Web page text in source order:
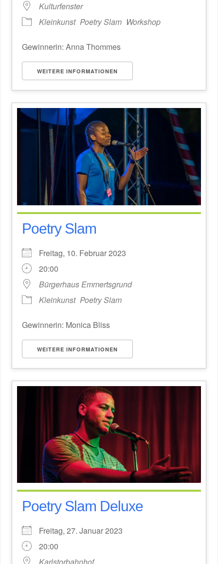
Kulturfenster
Kleinkunst Poetry Slam Workshop
Gewinnerin: Anna Thommes
WEITERE INFORMATIONEN
Poetry Slam
Freitag, 10. Februar 2023
20:00
Bürgerhaus Emmertsgrund
Kleinkunst Poetry Slam
Gewinnerin: Monica Bliss
WEITERE INFORMATIONEN
Poetry Slam Deluxe
Freitag, 27. Januar 2023
20:00